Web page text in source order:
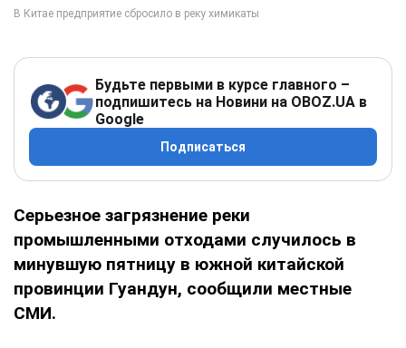
Будьте первыми в курсе главного –
подпишитесь на Новини на OBOZ.UA в
Google
Подписаться
Серьезное загрязнение реки
промышленными отходами случилось в
минувшую пятницу в южной китайской
провинции Гуандун, сообщили местные
СМИ.